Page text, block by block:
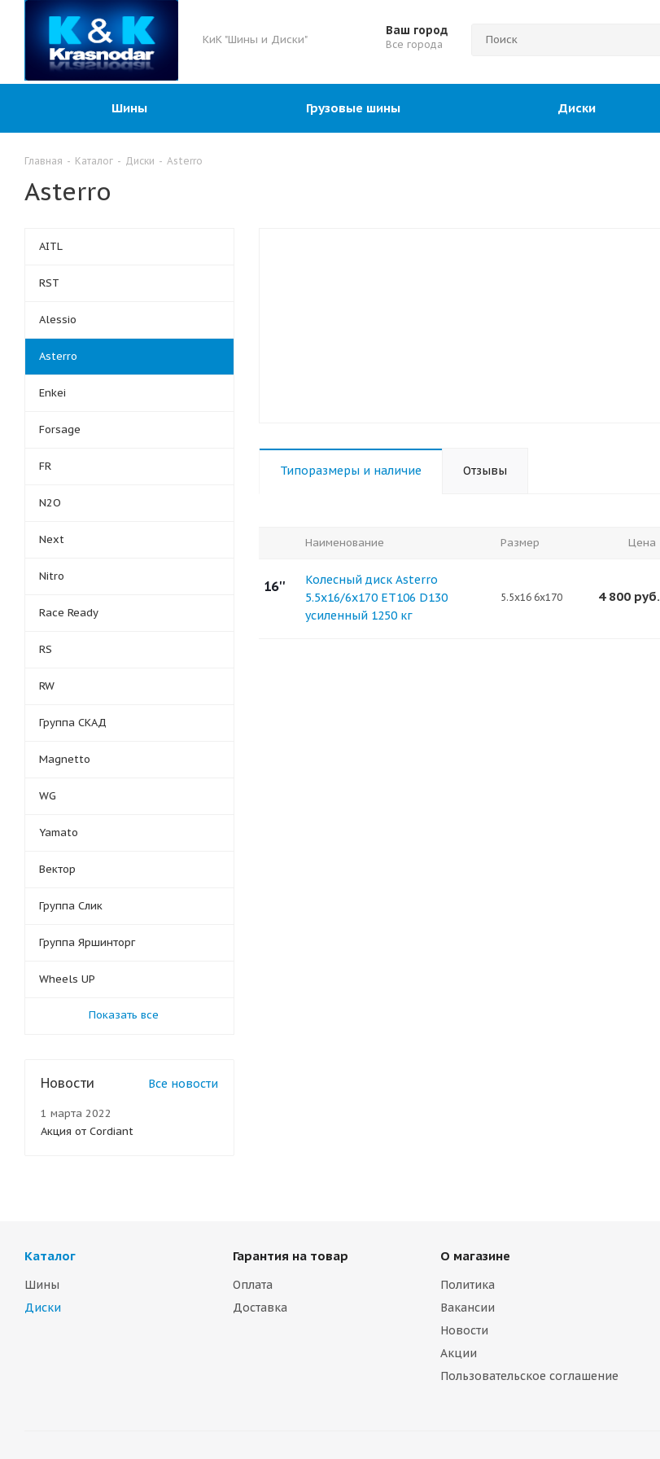
КиК "Шины и Диски"
Ваш город
Все города
Шины Грузовые шины Диски
Главная - Каталог - Диски - Asterro
Asterro
Типоразмеры и наличие Отзывы
Наименование Размер Цена
16''
Колесный диск Asterro
5.5x16/6x170 ET106 D130
усиленный 1250 кг
5.5x16 6x170 4 800 руб.
AITL
RST
Alessio
Asterro
Enkei
Forsage
FR
N2O
Next
Nitro
Race Ready
RS
RW
Группа СКАД
Magnetto
WG
Yamato
Вектор
Группа Слик
Группа Яршинторг
Wheels UP
Показать все
Новости Все новости
1 марта 2022
Акция от Cordiant
Каталог
Шины
Диски
Гарантия на товар
Оплата
Доставка
О магазине
Политика
Вакансии
Новости
Акции
Пользовательское соглашение